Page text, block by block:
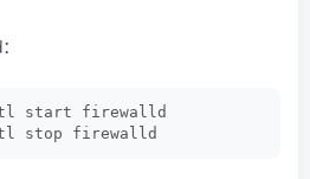
start firewalld
stop firewalld